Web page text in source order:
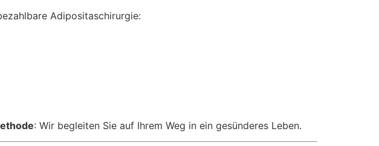
Adipositaschirurgie:
: Wir begleiten Sie auf Ihrem Weg in ein gesünderes Leben.